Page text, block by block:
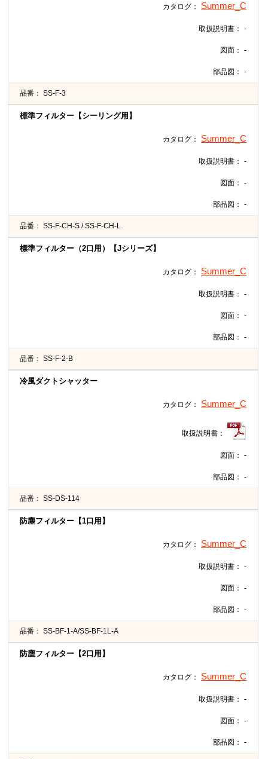
カタログ： Summer_C
取扱説明書： -
図面： -
部品図： -
品番： SS-F-3
標準フィルター【シーリング用】
カタログ： Summer_C
取扱説明書： -
図面： -
部品図： -
品番： SS-F-CH-S / SS-F-CH-L
標準フィルター（2口用）【Jシリーズ】
カタログ： Summer_C
取扱説明書： -
図面： -
部品図： -
品番： SS-F-2-B
冷風ダクトシャッター
カタログ： Summer_C
取扱説明書：
図面： -
部品図： -
品番： SS-DS-114
防塵フィルター【1口用】
カタログ： Summer_C
取扱説明書： -
図面： -
部品図： -
品番： SS-BF-1-A/SS-BF-1L-A
防塵フィルター【2口用】
カタログ： Summer_C
取扱説明書： -
図面： -
部品図： -